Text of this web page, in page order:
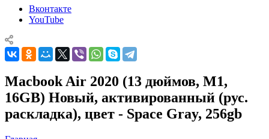
Вконтакте
YouTube
Macbook Air 2020 (13 дюймов, M1,
16GB) Новый, активированный (рус.
раскладка), цвет - Space Gray, 256gb